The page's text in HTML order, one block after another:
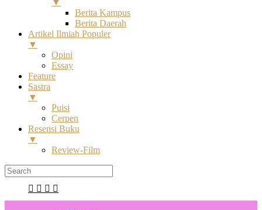
▼
Berita Kampus
Berita Daerah
Artikel Ilmiah Populer
▼
Opini
Essay
Feature
Sastra
▼
Puisi
Cerpen
Resensi Buku
▼
Review-Film